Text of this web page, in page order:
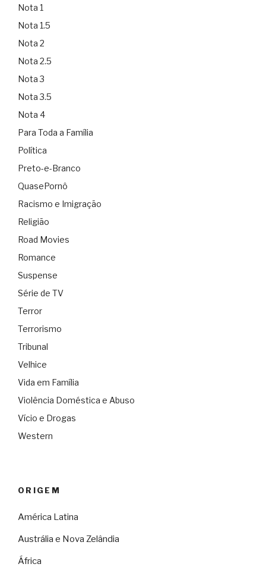
Nota 1
Nota 1.5
Nota 2
Nota 2.5
Nota 3
Nota 3.5
Nota 4
Para Toda a Família
Política
Preto-e-Branco
QuasePornô
Racismo e Imigração
Religião
Road Movies
Romance
Suspense
Série de TV
Terror
Terrorismo
Tribunal
Velhice
Vida em Família
Violência Doméstica e Abuso
Vício e Drogas
Western
ORIGEM
América Latina
Austrália e Nova Zelândia
África